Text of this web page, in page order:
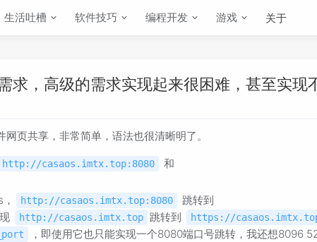
生活吐槽 软件技巧 编程开发 游戏 关于
求，高级的需求实现起来很困难，甚至实现
页共享，非常简单，语法也很清晰明了。
http://casaos.imtx.top:8080 和
http://casaos.imtx.top:8080 跳转到
http://casaos.imtx.top 跳转到 https://
，即使用它也只能实现一个8080端口号跳转，我还想8096